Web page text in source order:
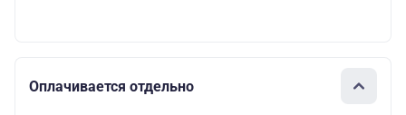
Оплачивается отдельно